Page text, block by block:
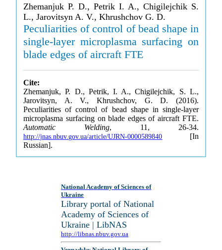
Zhemanjuk P. D., Petrik I. A., Chigilejchik S.
L., Jarovitsyn A. V., Khrushchov G. D.
Peculiarities of control of bead shape in
single-layer microplasma surfacing on
blade edges of aircraft FTE
Cite:
Zhemanjuk, P. D., Petrik, I. A., Chigilejchik, S. L.,
Jarovitsyn, A. V., Khrushchov, G. D. (2016).
Peculiarities of control of bead shape in single-layer
microplasma surfacing on blade edges of aircraft FTE.
Automatic Welding, 11, 26-34.
http://jnas.nbuv.gov.ua/article/UJRN-0000589840 [In
Russian].
National Academy of Sciences of
Ukraine
Library portal of National
Academy of Sciences of
Ukraine | LibNAS
http://libnas.nbuv.gov.ua